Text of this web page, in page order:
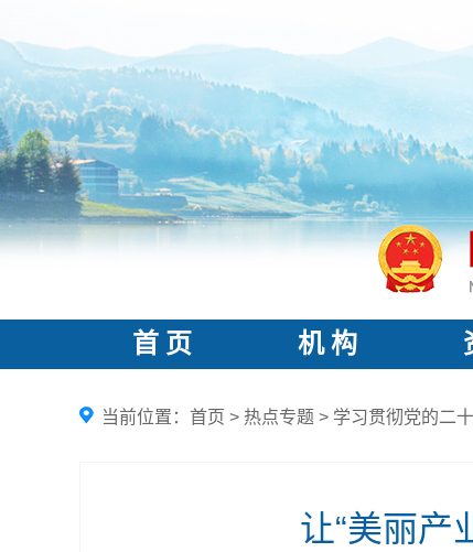
首 页 机 构
当前位置： 首页 > 热点专题 > 学习贯彻党的二
让“美丽